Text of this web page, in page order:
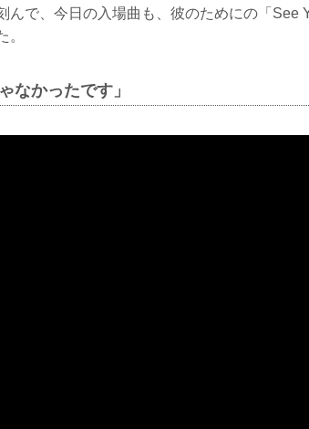
んで、今日の入場曲も、彼のためにの「See
。
なかったです」